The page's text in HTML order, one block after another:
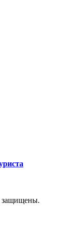
защищены.